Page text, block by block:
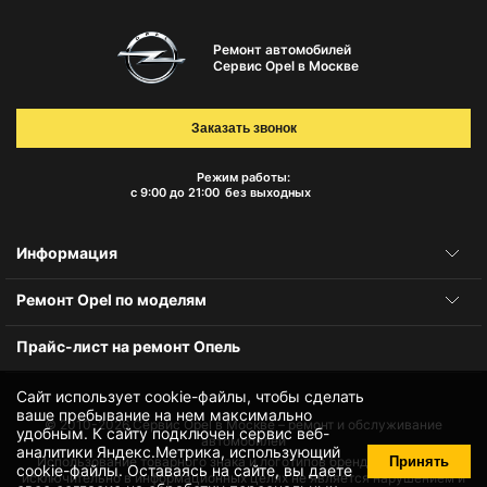
Сайт использует cookie-файлы, чтобы сделать
ваше пребывание на нем максимально
удобным. К cайту подключен сервис веб-
аналитики Яндекс.Метрика, использующий
cookie-файлы. Оставаясь на сайте, вы даете
Принять
Ремонт автомобилей
Сервис Opel в Москве
Режим работы:
с 9:00 до 21:00 без выходных
Заказать звонок
Информация
Ремонт Opel по моделям
Прайс-лист на ремонт Опель
© 2010-2026Сервис Opel в Москве – ремонт и обслуживание
автомобилей
Использование товарного знака и логотипов бренда происходит
исключительно в информационных целях не является нарушением и